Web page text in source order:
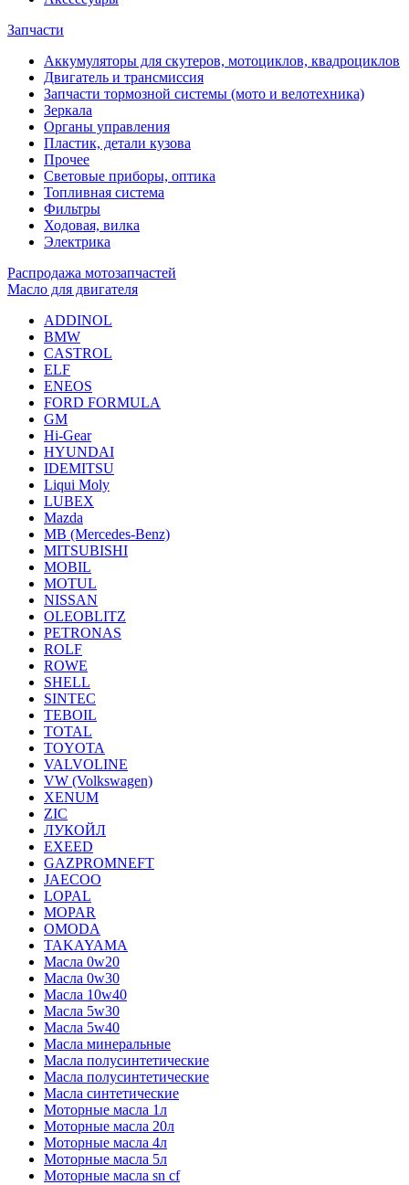
Запчасти
Аккумуляторы для скутеров, мотоциклов, квадроциклов
Двигатель и трансмиссия
Запчасти тормозной системы (мото и велотехника)
Зеркала
Органы управления
Пластик, детали кузова
Прочее
Световые приборы, оптика
Топливная система
Фильтры
Ходовая, вилка
Электрика
Распродажа мотозапчастей
Масло для двигателя
ADDINOL
BMW
CASTROL
ELF
ENEOS
FORD FORMULA
GM
Hi-Gear
HYUNDAI
IDEMITSU
Liqui Moly
LUBEX
Mazda
MB (Mercedes-Вenz)
MITSUBISHI
MOBIL
MOTUL
NISSAN
OLEOBLITZ
PETRONAS
ROLF
ROWE
SHELL
SINTEC
TEBOIL
TOTAL
TOYOTA
VALVOLINE
VW (Volkswagen)
XENUM
ZIC
ЛУКОЙЛ
EXEED
GAZPROMNEFT
JAECOO
LOPAL
MOPAR
OMODA
TAKAYAMA
Масла 0w20
Масла 0w30
Масла 10w40
Масла 5w30
Масла 5w40
Масла минеральные
Масла полусинтетические
Масла полусинтетические
Масла синтетические
Моторные масла 1л
Моторные масла 20л
Моторные масла 4л
Моторные масла 5л
Моторные масла sn cf